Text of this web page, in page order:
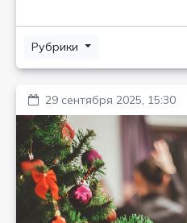
Рубрики
29 сентября 2025, 15:30